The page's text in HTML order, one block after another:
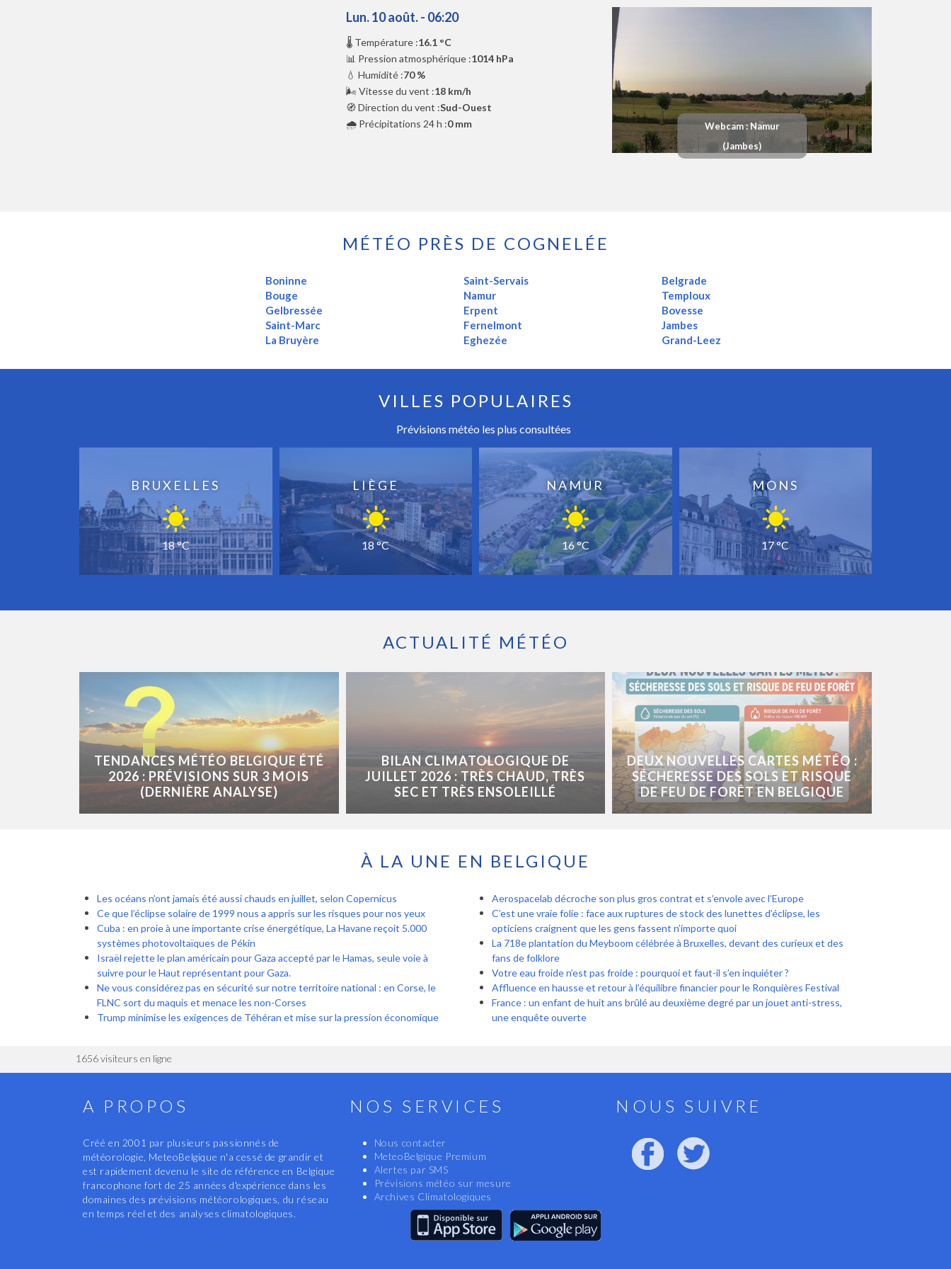
Lun. 10 août. - 06:20
🌡️ Température :16.1 °C
📊 Pression atmosphérique :1014 hPa
💧 Humidité :70 %
🌬️ Vitesse du vent :18 km/h
🧭 Direction du vent :Sud-Ouest
🌧️ Précipitations 24 h :0 mm
Webcam : Namur
(Jambes)
MÉTÉO PRÈS DE COGNELÉE
Boninne
Bouge
Gelbressée
Saint-Marc
La Bruyère
Saint-Servais
Namur
Erpent
Fernelmont
Eghezée
Belgrade
Temploux
Bovesse
Jambes
Grand-Leez
VILLES POPULAIRES
Prévisions météo les plus consultées
BRUXELLES
18 °C
LIÈGE
18 °C
NAMUR
16 °C
MONS
17 °C
ACTUALITÉ MÉTÉO
TENDANCES MÉTÉO BELGIQUE ÉTÉ
2026 : PRÉVISIONS SUR 3 MOIS
(DERNIÈRE ANALYSE)
BILAN CLIMATOLOGIQUE DE
JUILLET 2026 : TRÈS CHAUD, TRÈS
SEC ET TRÈS ENSOLEILLÉ
DEUX NOUVELLES CARTES MÉTÉO :
SÉCHERESSE DES SOLS ET RISQUE
DE FEU DE FORÊT EN BELGIQUE
À LA UNE EN BELGIQUE
Les océans n’ont jamais été aussi chauds en juillet, selon Copernicus
Ce que l’éclipse solaire de 1999 nous a appris sur les risques pour nos yeux
Cuba : en proie à une importante crise énergétique, La Havane reçoit 5.000
systèmes photovoltaïques de Pékin
Israël rejette le plan américain pour Gaza accepté par le Hamas, seule voie à
suivre pour le Haut représentant pour Gaza.
Ne vous considérez pas en sécurité sur notre territoire national : en Corse, le
FLNC sort du maquis et menace les non-Corses
Trump minimise les exigences de Téhéran et mise sur la pression économique
Aerospacelab décroche son plus gros contrat et s’envole avec l’Europe
C’est une vraie folie : face aux ruptures de stock des lunettes d’éclipse, les
opticiens craignent que les gens fassent n’importe quoi
La 718e plantation du Meyboom célébrée à Bruxelles, devant des curieux et des
fans de folklore
Votre eau froide n’est pas froide : pourquoi et faut-il s’en inquiéter ?
Affluence en hausse et retour à l’équilibre financier pour le Ronquières Festival
France : un enfant de huit ans brûlé au deuxième degré par un jouet anti-stress,
une enquête ouverte
1656 visiteurs en ligne
A PROPOS
Créé en 2001 par plusieurs passionnés de
météorologie, MeteoBelgique n'a cessé de grandir et
est rapidement devenu le site de référence en Belgique
francophone fort de 25 années d'expérience dans les
domaines des prévisions météorologiques, du réseau
en temps réel et des analyses climatologiques.
NOS SERVICES
Nous contacter
MeteoBelgique Premium
Alertes par SMS
Prévisions météo sur mesure
Archives Climatologiques
NOUS SUIVRE